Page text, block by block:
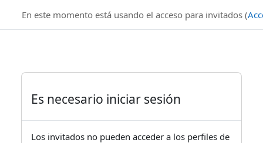
En este momento está usando el acceso para invitados (
Es necesario iniciar sesión
Los invitados no pueden acceder a los perfiles de